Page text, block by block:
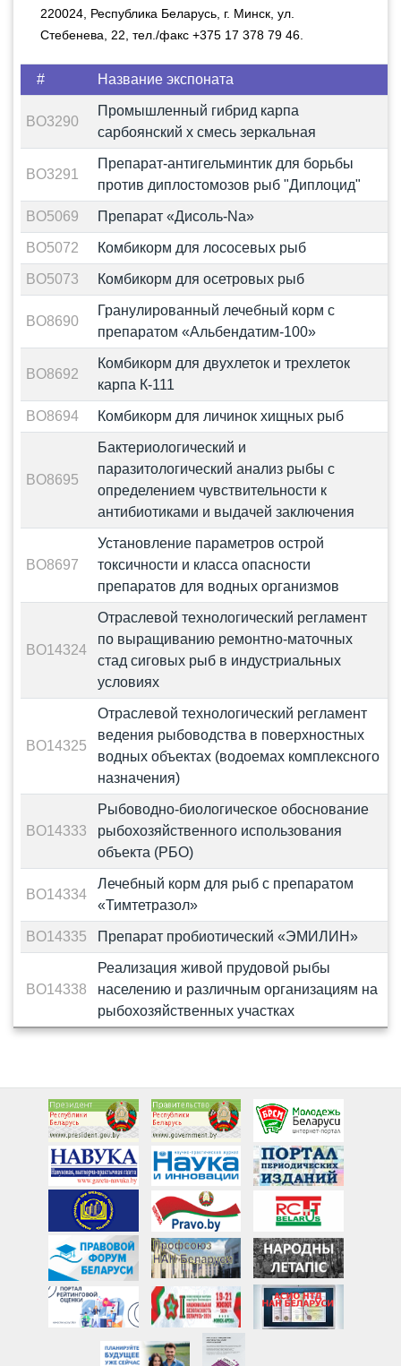
220024, Республика Беларусь, г. Минск, ул.
Стебенева, 22, тел./факс +375 17 378 79 46.
# Название экспоната
BO3290
Промышленный гибрид карпа
сарбоянский x смесь зеркальная
BO3291
Препарат-антигельминтик для борьбы
против диплостомозов рыб "Диплоцид"
BO5069 Препарат «Дисоль-Na»
BO5072 Комбикорм для лососевых рыб
BO5073 Комбикорм для осетровых рыб
BO8690
Гранулированный лечебный корм с
препаратом «Альбендатим-100»
BO8692
Комбикорм для двухлеток и трехлеток
карпа К-111
BO8694 Комбикорм для личинок хищных рыб
BO8695
Бактериологический и
паразитологический анализ рыбы с
определением чувствительности к
антибиотиками и выдачей заключения
BO8697
Установление параметров острой
токсичности и класса опасности
препаратов для водных организмов
BO14324
Отраслевой технологический регламент
по выращиванию ремонтно-маточных
стад сиговых рыб в индустриальных
условиях
BO14325
Отраслевой технологический регламент
ведения рыбоводства в поверхностных
водных объектах (водоемах комплексного
назначения)
BO14333
Рыбоводно-биологическое обоснование
рыбохозяйственного использования
объекта (РБО)
BO14334
Лечебный корм для рыб с препаратом
«Тимтетразол»
BO14335 Препарат пробиотический «ЭМИЛИН»
BO14338
Реализация живой прудовой рыбы
населению и различным организациям на
рыбохозяйственных участках